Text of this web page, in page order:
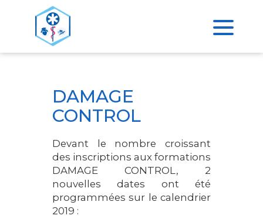
ACCUEIL
DAMAGE
CONTROL
Devant le nombre croissant
des inscriptions aux formations
DAMAGE CONTROL, 2
nouvelles dates ont été
programmées sur le calendrier
2019 :